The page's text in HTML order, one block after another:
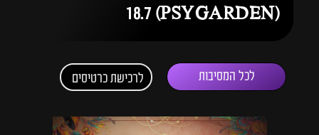
(PSYGARDEN) 18.7
לכל המסיבות לרכישת כרטיסים